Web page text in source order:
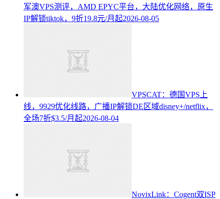
军澳VPS测评，AMD EPYC平台，大陆优化网络，原生
IP解锁tiktok，9折19.8元/月起2026-08-05
VPSCAT：德国VPS上
线，9929优化线路，广播IP解锁DE区域disney+/netflix，
全场7折$3.5/月起2026-08-04
NovixLink：Cogent双ISP